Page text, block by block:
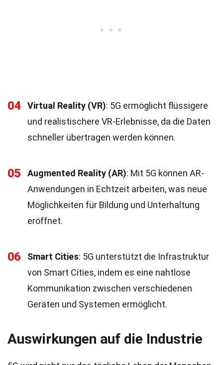
04 Virtual Reality (VR): 5G ermöglicht flüssigere
und realistischere VR-Erlebnisse, da die Daten
schneller übertragen werden können.
05 Augmented Reality (AR): Mit 5G können AR-
Anwendungen in Echtzeit arbeiten, was neue
Möglichkeiten für Bildung und Unterhaltung
eröffnet.
06 Smart Cities: 5G unterstützt die Infrastruktur
von Smart Cities, indem es eine nahtlose
Kommunikation zwischen verschiedenen
Geräten und Systemen ermöglicht.
Auswirkungen auf die Industrie